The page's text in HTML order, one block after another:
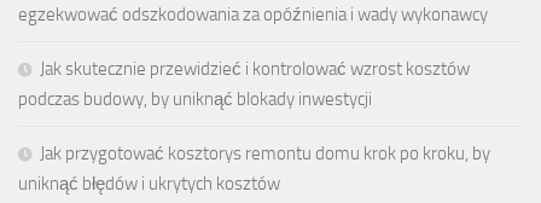
egzekwować odszkodowania za opóźnienia i wady wykonawcy
Jak skutecznie przewidzieć i kontrolować wzrost kosztów
podczas budowy, by uniknąć blokady inwestycji
Jak przygotować kosztorys remontu domu krok po kroku, by
uniknąć błędów i ukrytych kosztów